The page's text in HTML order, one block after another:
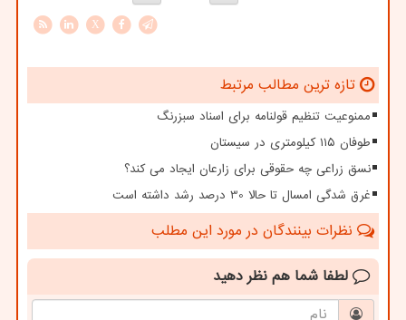
X
تازه ترین مطالب مرتبط
ممنوعیت تنظیم قولنامه برای اسناد سبزرنگ
طوفان ۱۱۵ کیلومتری در سیستان
نسق زراعی چه حقوقی برای زارعان ایجاد می کند؟
غرق شدگی امسال تا حالا 30 درصد رشد داشته است
نظرات بینندگان در مورد این مطلب
لطفا شما هم نظر دهید